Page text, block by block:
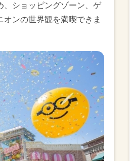
、ショッピングゾーン、ゲ
ンの世界観を満喫できま